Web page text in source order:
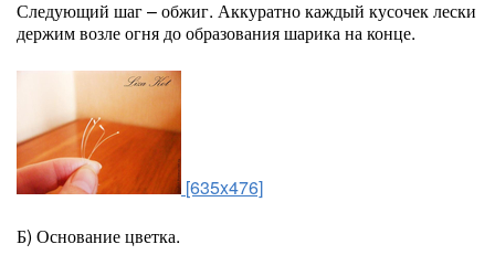
Следующий шаг – обжиг. Аккуратно каждый кусочек лески
держим возле огня до образования шарика на конце.
[635x476]
Б) Основание цветка.